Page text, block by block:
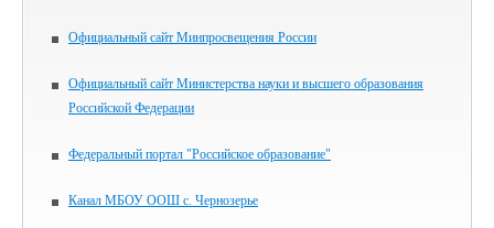
Официальный сайт Минпросвещения России
Официальный сайт Министерства науки и высшего образования
Российской Федерации
Федеральный портал "Российское образование"
Канал МБОУ ООШ с. Чернозерье